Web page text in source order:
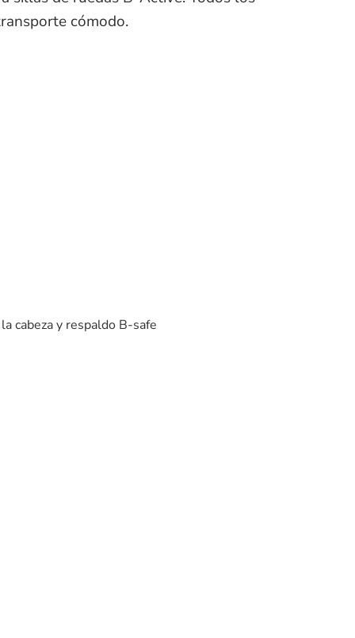
cómodo.